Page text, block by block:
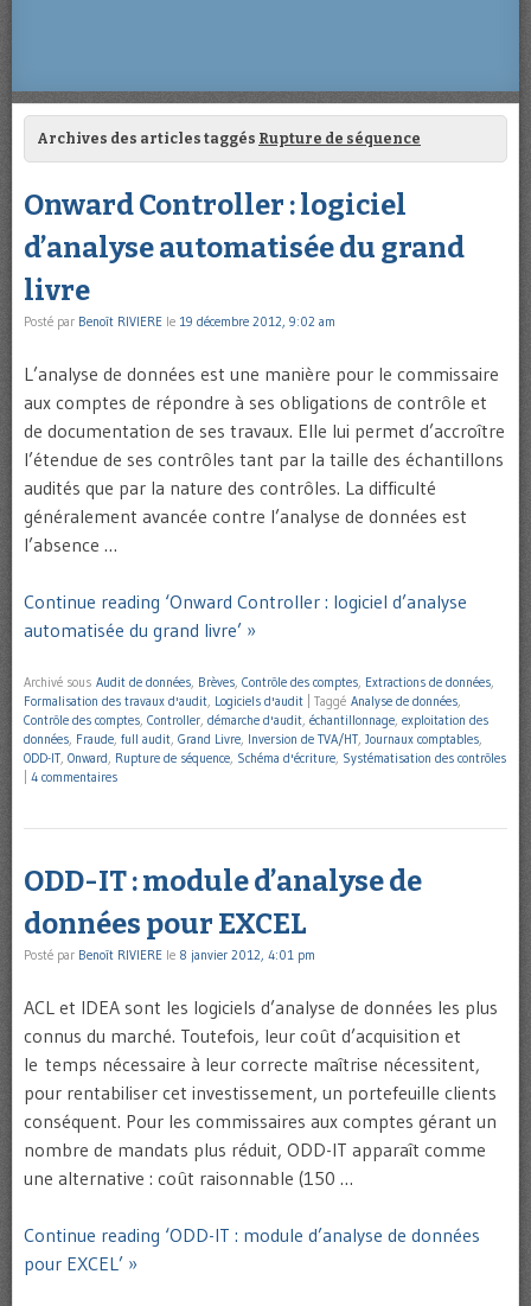
Archives des articles taggés Rupture de séquence
Onward Controller : logiciel
d’analyse automatisée du grand
livre
Posté par Benoît RIVIERE le 19 décembre 2012, 9:02 am
L’analyse de données est une manière pour le commissaire
aux comptes de répondre à ses obligations de contrôle et
de documentation de ses travaux. Elle lui permet d’accroître
l’étendue de ses contrôles tant par la taille des échantillons
audités que par la nature des contrôles. La difficulté
généralement avancée contre l’analyse de données est
l’absence …
Continue reading ‘Onward Controller : logiciel d’analyse
automatisée du grand livre’ »
Archivé sous Audit de données, Brèves, Contrôle des comptes, Extractions de données,
Formalisation des travaux d'audit, Logiciels d'audit Taggé Analyse de données,
Contrôle des comptes, Controller, démarche d'audit, échantillonnage, exploitation des
données, Fraude, full audit, Grand Livre, Inversion de TVA/HT, Journaux comptables,
ODD-IT, Onward, Rupture de séquence, Schéma d'écriture, Systématisation des contrôles
4 commentaires
ODD-IT : module d’analyse de
données pour EXCEL
Posté par Benoît RIVIERE le 8 janvier 2012, 4:01 pm
ACL et IDEA sont les logiciels d’analyse de données les plus
connus du marché. Toutefois, leur coût d’acquisition et
le temps nécessaire à leur correcte maîtrise nécessitent,
pour rentabiliser cet investissement, un portefeuille clients
conséquent. Pour les commissaires aux comptes gérant un
nombre de mandats plus réduit, ODD-IT apparaît comme
une alternative : coût raisonnable (150 …
Continue reading ‘ODD-IT : module d’analyse de données
pour EXCEL’ »